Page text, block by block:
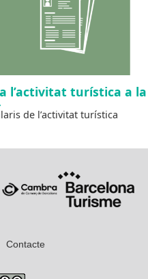
l’activitat turística a la
de l’activitat turística
Contacte